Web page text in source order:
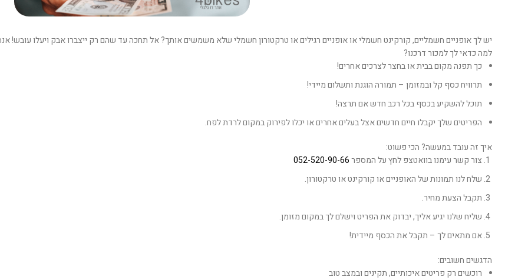
יש לך אופניים חשמליים, קורקינט חשמלי או אופניים רגילים או טרקטורון חשמלי שלא משמשים אותך? אל תחכה עד שהם רק ייצברו אבק ויעלו עובש!
למה כדאי לך למכור דרכנו?
כך תפנה מקום בבית או בחצר לצרכים אחרים!
תרוויח כסף קל ובמזומן – תמורה הוגנת ותשלום מיידי!
תוכל להשקיע בכסף בכל רכב חדש אם תרצה!
הפריטים שלך יקבלו חיים חדשים אצל בעלים אחרים או יכלו לפירוק במקום לרדת לפח.
איך זה עובד במעשה? הכי פשוט:
צור קשר עימנו בוואטצפ לחץ על המספר052-520-90-66
שלח לנו תמונות של האופניים או קורקינט או טרקטורון.
תקבל הצעת מחיר.
שליח שלנו יגיע אליך, יבדוק את הפריט וישלם לך במקום מזומן.
אם מתאים לך – תקבל את הכסף מיידית!
הדגשים חשובים:
רוכשים רק פריטים איכותיים, תקינים ובמצב טוב